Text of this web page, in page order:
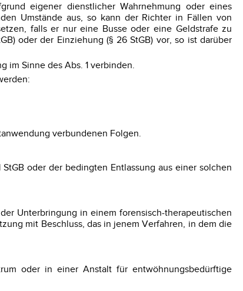
eigener dienstlicher Wahrnehmung oder eines
Umstände aus, so kann der Richter in Fällen von
falls er nur eine Busse oder eine Geldstrafe zu
oder der Einziehung (§ 26 StGB) vor, so ist darüber
im Sinne des Abs. 1 verbinden.
verbundenen Folgen.
oder der bedingten Entlassung aus einer solchen
Unterbringung in einem forensisch-therapeutischen
mit Beschluss, das in jenem Verfahren, in dem die
oder in einer Anstalt für entwöhnungsbedürftige